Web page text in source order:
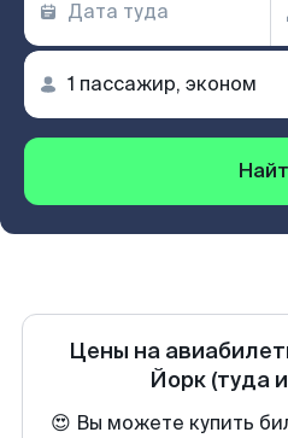
Цены на
Йорк (туда
😍 Вы можете купить